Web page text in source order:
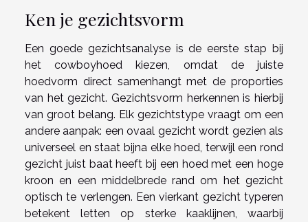
Ken je gezichtsvorm
Een goede gezichtsanalyse is de eerste stap bij
het cowboyhoed kiezen, omdat de juiste
hoedvorm direct samenhangt met de proporties
van het gezicht. Gezichtsvorm herkennen is hierbij
van groot belang. Elk gezichtstype vraagt om een
andere aanpak: een ovaal gezicht wordt gezien als
universeel en staat bijna elke hoed, terwijl een rond
gezicht juist baat heeft bij een hoed met een hoge
kroon en een middelbrede rand om het gezicht
optisch te verlengen. Een vierkant gezicht typeren
betekent letten op sterke kaaklijnen, waarbij